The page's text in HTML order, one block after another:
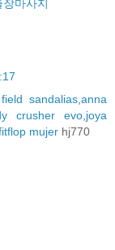
장마사지
sandalias ,anna
crusher evo joya
mujer hj770